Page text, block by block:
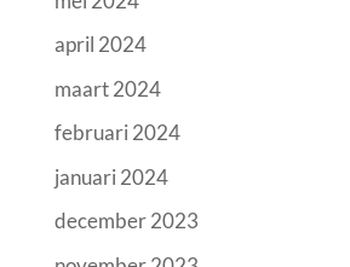
april 2024
maart 2024
februari 2024
januari 2024
december 2023